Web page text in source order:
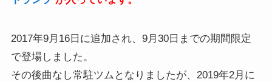
2017年9月16日に追加され、9月30日までの期間限定
で登場しました。
その後曲なし常駐ツムとなりましたが、2019年2月に